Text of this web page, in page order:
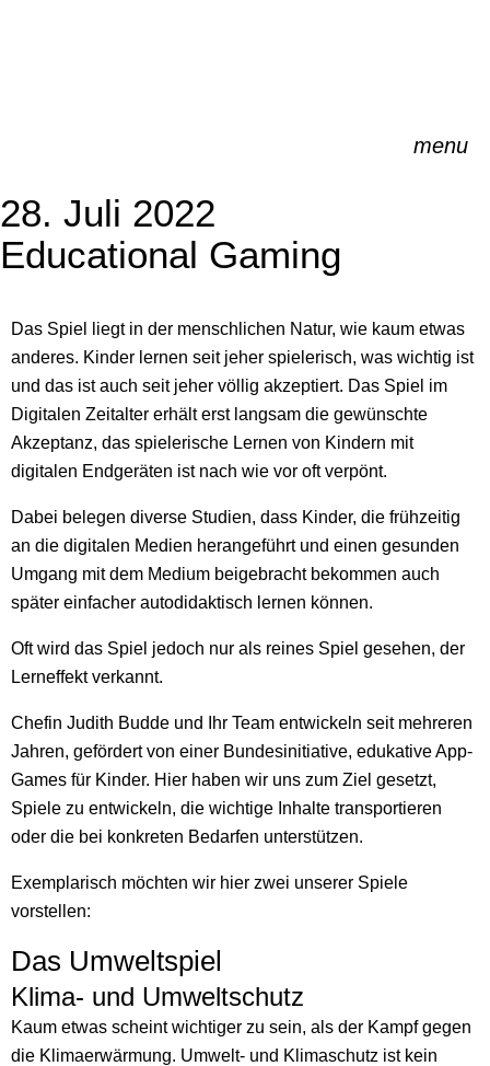
menu
28. Juli 2022
Educational Gaming
Das Spiel liegt in der menschlichen Natur, wie kaum etwas
anderes. Kinder lernen seit jeher spielerisch, was wichtig ist
und das ist auch seit jeher völlig akzeptiert. Das Spiel im
Digitalen Zeitalter erhält erst langsam die gewünschte
Akzeptanz, das spielerische Lernen von Kindern mit
digitalen Endgeräten ist nach wie vor oft verpönt.
Dabei belegen diverse Studien, dass Kinder, die frühzeitig
an die digitalen Medien herangeführt und einen gesunden
Umgang mit dem Medium beigebracht bekommen auch
später einfacher autodidaktisch lernen können.
Oft wird das Spiel jedoch nur als reines Spiel gesehen, der
Lerneffekt verkannt.
Chefin Judith Budde und Ihr Team entwickeln seit mehreren
Jahren, gefördert von einer Bundesinitiative, edukative App-
Games für Kinder. Hier haben wir uns zum Ziel gesetzt,
Spiele zu entwickeln, die wichtige Inhalte transportieren
oder die bei konkreten Bedarfen unterstützen.
Exemplarisch möchten wir hier zwei unserer Spiele
vorstellen:
Das Umweltspiel
Klima- und Umweltschutz
Kaum etwas scheint wichtiger zu sein, als der Kampf gegen
die Klimaerwärmung. Umwelt- und Klimaschutz ist kein